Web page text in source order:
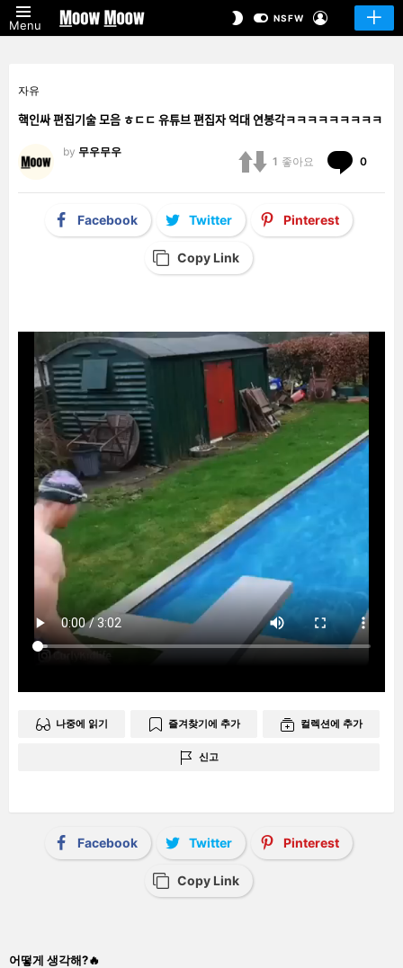
Menu
SWITCHNSFW
자유
핵인싸 편집기술 모음 ㅎㄷㄷ 유튜브 편집자 억대 연봉각ㅋㅋㅋㅋㅋㅋㅋㅋㅋ
by 무우무우
1 좋아요 0
Facebook Twitter Pinterest
Copy Link
나중에 읽기 즐겨찾기에 추가 컬렉션에 추가
신고
Facebook Twitter Pinterest
Copy Link
어떻게 생각해?🔥